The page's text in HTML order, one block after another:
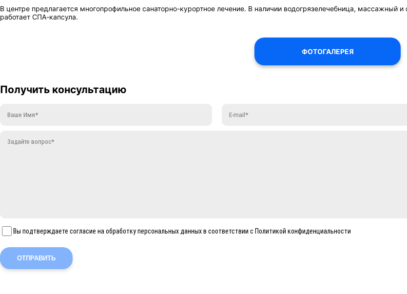
В центре предлагается многопрофильное санаторно-курортное лечение. В наличии водогрязелечебница, массажный
работает СПА-капсула.
ФОТОГАЛЕРЕЯ
Получить консультацию
Вы подтверждаете согласие на обработку персональных данных в соответствии с Политикой конфиденциальности
ОТПРАВИТЬ